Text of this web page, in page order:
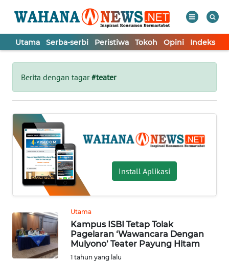
Utama Serba-serbi Peristiwa Tokoh Opini Indeks
Berita dengan tagar#teater
Install Aplikasi
Utama
Kampus ISBI Tetap Tolak
Pagelaran ‘Wawancara Dengan
Mulyono’ Teater Payung Hitam
1 tahun yang lalu
Tutup
UTAMA
SERBA-
SERBI
PERISTIWA
TOKOH
OPINI
Informasi